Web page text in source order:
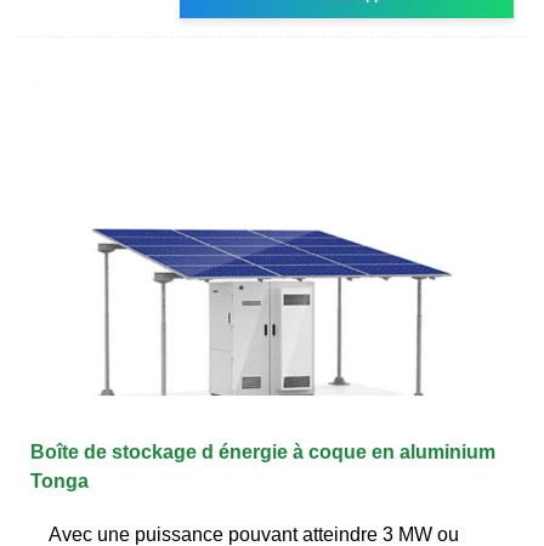
Boîte de stockage d énergie à coque en aluminium
Tonga
Avec une puissance pouvant atteindre 3 MW ou